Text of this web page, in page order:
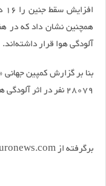
همچنین نشان داد که در
آلودگی هوا قرار داشته‌اند.
28079 نفر در اثر آلودگی هوا جان خود را از دست می‌دهند.
برگرفته از farsi.euronews.com